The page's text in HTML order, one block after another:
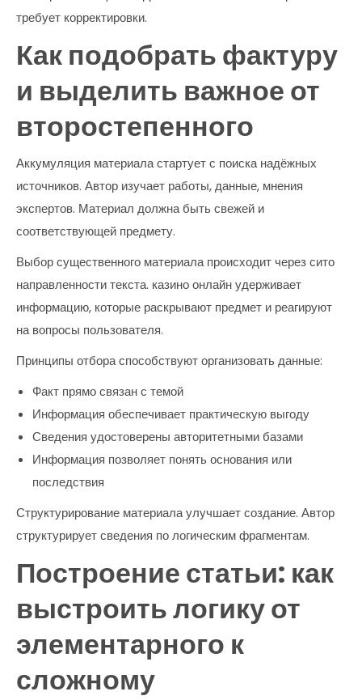
требует корректировки.
Как подобрать фактуру
и выделить важное от
второстепенного
Аккумуляция материала стартует с поиска надёжных
источников. Автор изучает работы, данные, мнения
экспертов. Материал должна быть свежей и
соответствующей предмету.
Выбор существенного материала происходит через сито
направленности текста. казино онлайн удерживает
информацию, которые раскрывают предмет и реагируют
на вопросы пользователя.
Принципы отбора способствуют организовать данные:
Факт прямо связан с темой
Информация обеспечивает практическую выгоду
Сведения удостоверены авторитетными базами
Информация позволяет понять основания или
последствия
Структурирование материала улучшает создание. Автор
структурирует сведения по логическим фрагментам.
Построение статьи: как
выстроить логику от
элементарного к
сложному